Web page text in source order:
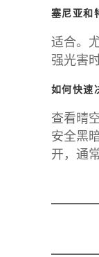
塞尼亚和
适合。
强光害
如何快速
查看晴
安全黑
开，通